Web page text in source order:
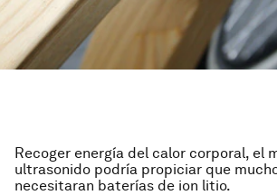
Recoger energía del calor corporal, el
ultrasonido podría propiciar que
necesitaran baterías de ion litio.